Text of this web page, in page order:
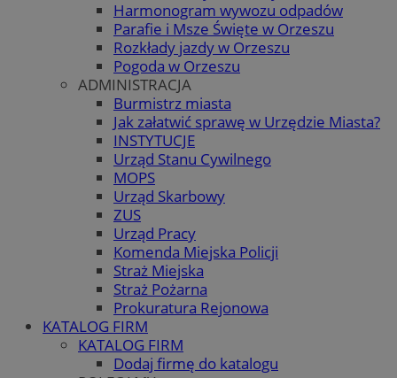
Harmonogram wywozu odpadów
Parafie i Msze Święte w Orzeszu
Rozkłady jazdy w Orzeszu
Pogoda w Orzeszu
ADMINISTRACJA
Burmistrz miasta
Jak załatwić sprawę w Urzędzie Miasta?
INSTYTUCJE
Urząd Stanu Cywilnego
MOPS
Urząd Skarbowy
ZUS
Urząd Pracy
Komenda Miejska Policji
Straż Miejska
Straż Pożarna
Prokuratura Rejonowa
KATALOG FIRM
KATALOG FIRM
Dodaj firmę do katalogu